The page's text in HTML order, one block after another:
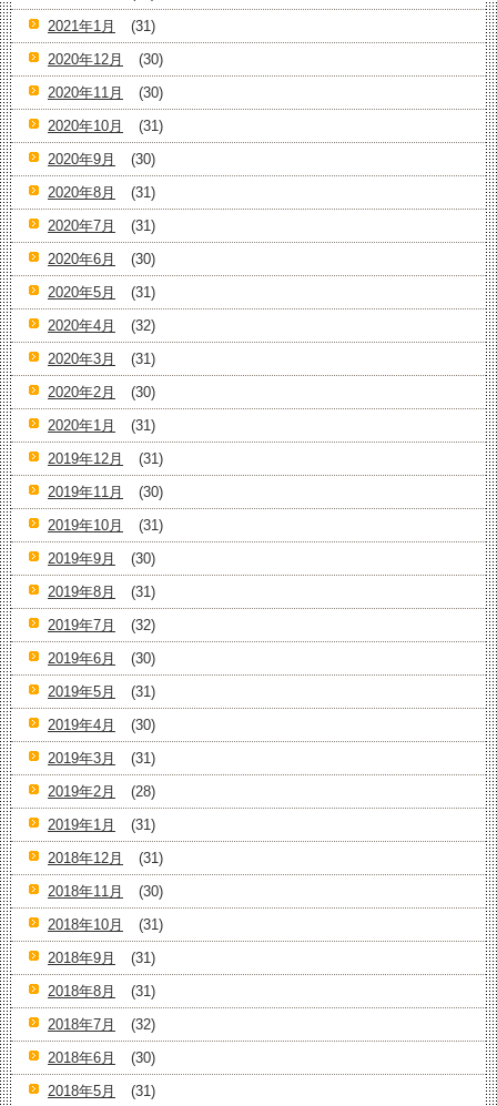
2021年1月
(31)
2020年12月
(30)
2020年11月
(30)
2020年10月
(31)
2020年9月
(30)
2020年8月
(31)
2020年7月
(31)
2020年6月
(30)
2020年5月
(31)
2020年4月
(32)
2020年3月
(31)
2020年2月
(30)
2020年1月
(31)
2019年12月
(31)
2019年11月
(30)
2019年10月
(31)
2019年9月
(30)
2019年8月
(31)
2019年7月
(32)
2019年6月
(30)
2019年5月
(31)
2019年4月
(30)
2019年3月
(31)
2019年2月
(28)
2019年1月
(31)
2018年12月
(31)
2018年11月
(30)
2018年10月
(31)
2018年9月
(31)
2018年8月
(31)
2018年7月
(32)
2018年6月
(30)
2018年5月
(31)